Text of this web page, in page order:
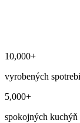
10,000+
vyrobených
5,000+
spokojných kuchýň